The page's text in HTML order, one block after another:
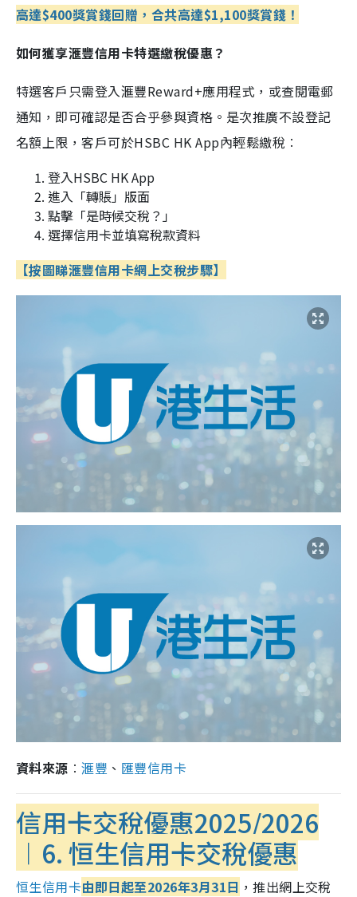
高達$400獎賞錢回贈，合共高達$1,100獎賞錢！
如何獲享滙豐信用卡特選繳稅優惠？
特選客戶只需登入滙豐Reward+應用程式，或查閱電郵
通知，即可確認是否合乎參與資格。是次推廣不設登記
名額上限，客戶可於HSBC HK App內輕鬆繳稅︰
登入HSBC HK App
進入「轉賬」版面
點擊「是時候交稅？」
選擇信用卡並填寫稅款資料
【按圖睇滙豐信用卡網上交稅步驟】
資料來源 ︰滙豐 、 匯豐信用卡
信用卡交稅優惠2025/2026
︱6. 恒生信用卡交稅優惠
恒生信用卡由即日起至2026年3月31日 ，推出網上交稅